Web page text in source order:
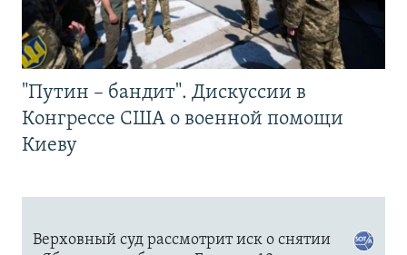
"Путин – бандит". Дискуссии в
Конгрессе США о военной помощи
Киеву